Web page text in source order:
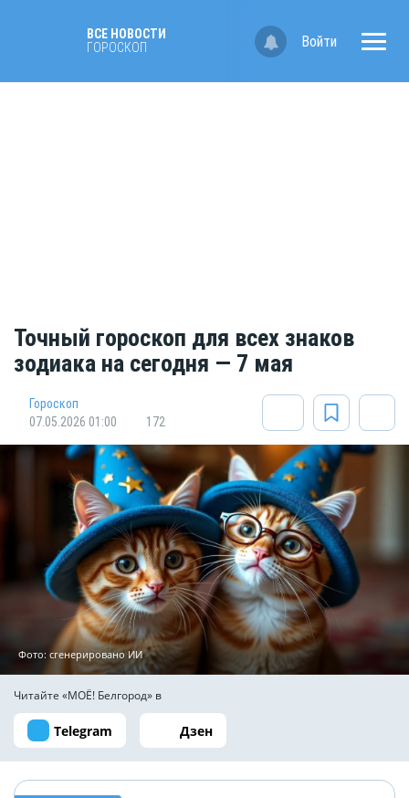
ВСЕ НОВОСТИ
ГОРОСКОП
Войти
Точный гороскоп для всех знаков
зодиака на сегодня — 7 мая
Гороскоп
07.05.2026 01:00
172
Фото: сгенерировано ИИ
Читайте «МОЁ! Белгород» в
Telegram Дзен